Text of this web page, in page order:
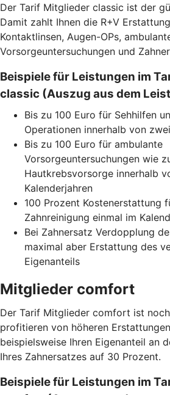
Der Tarif Mitglieder classic ist der
Damit zahlt Ihnen die R+V
Kontaktlinsen, Augen-OPs,
Vorsorgeuntersuchungen und
Beispiele für Leistungen im
classic (Auszug aus dem
Bis zu 100 Euro für Sehhilfen
Operationen innerhalb von
Bis zu 100 Euro für ambulante
Vorsorgeuntersuchungen wie
Hautkrebsvorsorge innerhalb
Kalenderjahren
100 Prozent Kostenerstattung
Zahnreinigung einmal im
Bei Zahnersatz Verdopplung
maximal aber Erstattung des
Eigenanteils
Mitglieder comfort
Der Tarif Mitglieder comfort ist
profitieren von höheren
beispielsweise Ihren Eigenanteil an
Ihres Zahnersatzes auf 30 Prozent.
Beispiele für Leistungen im